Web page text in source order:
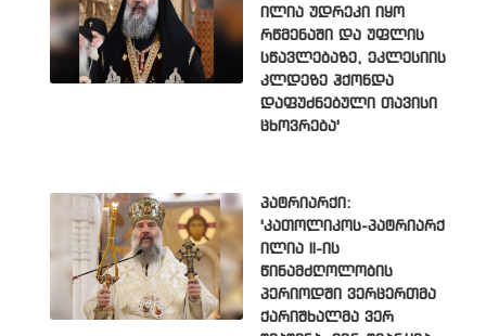
ილია უდრეკი იყო
რწმენაში და უფლის
სწავლებაზე, ეკლესიის
კლდეზე ჰქონდა
დაფუძნებული თავისი
ცხოვრება'
პატრიარქი:
'კათოლიკოს-პატრიარქ
ილია II-ის
წინამძღოლობის
პერიოდში ვერცერთმა
ქარიშხალმა ვერ